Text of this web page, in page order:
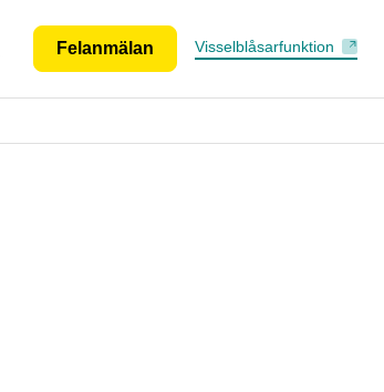
Felanmälan Visselblåsarfunktion